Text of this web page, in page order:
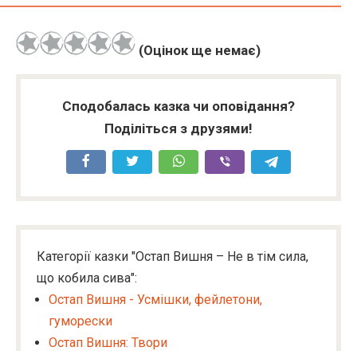
(Оцінок ще немає)
Сподобалась казка чи оповідання?
Поділіться з друзями!
Категорії казки "Остап Вишня – Не в тім сила,
що кобила сива":
Остап Вишня - Усмішки, фейлетони,
гуморески
Остап Вишня: Твори